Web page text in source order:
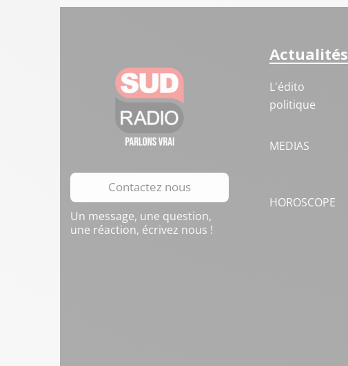
Contactez nous
Un message, une question,
une réaction, écrivez nous !
Actualités
L'édito
politique
MEDIAS
HOROSCOPE